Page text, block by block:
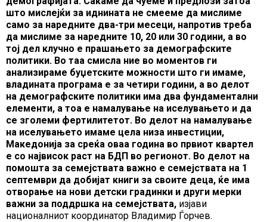
што мислејќи за иднината не смееме да мислиме
само за наредните два-три месеци, напротив треба
да мислиме за наредните 10, 20 или 30 години, а во
тој дел клучно е прашањето за демографските
политики. Во таа смисла ние во моментов ги
анализираме буџетските можности што ги имаме,
владината програма е за четири години, а во делот
на демографските политики има два фундаментални
елементи, а тоа е намалување на иселувањето и да
се зголеми фертилитетот. Во делот на намалување
на иселувањето имаме цела низа инвестиции,
Македонија за среќа оваа година во првиот квартел
е со највисок раст на БДП во регионот. Во делот на
помошта за семејствата важно е семејствата на 1
септември да добијат книги за своите деца, ќе има
отворање на нови детски градинки и други мерки
важни за поддршка на семејствата, изјави
националниот координатор Владимир Ѓорчев.